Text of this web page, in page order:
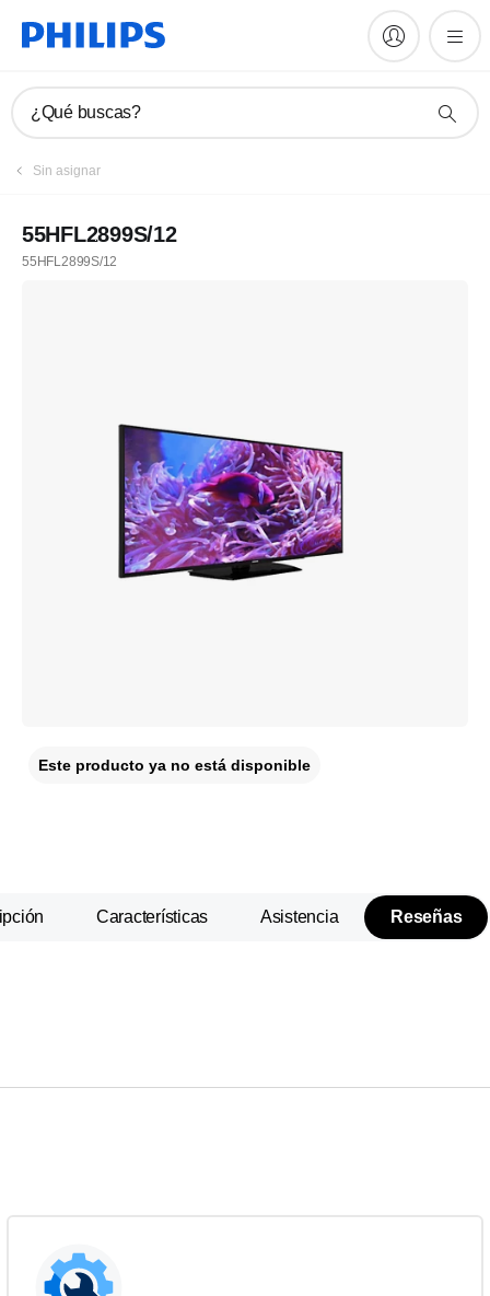
¿Qué buscas?
Sin asignar
55HFL2899S/12
55HFL2899S/12
Este producto ya no está disponible
Características Asistencia Reseñas